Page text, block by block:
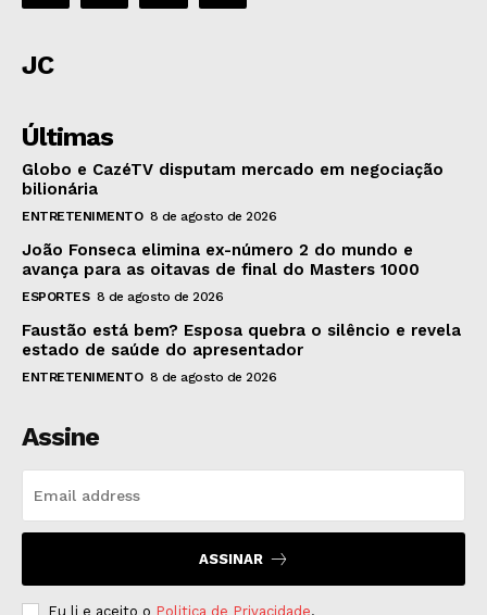
JC
Últimas
Globo e CazéTV disputam mercado em negociação
bilionária
ENTRETENIMENTO 8 de agosto de 2026
João Fonseca elimina ex-número 2 do mundo e
avança para as oitavas de final do Masters 1000
ESPORTES 8 de agosto de 2026
Faustão está bem? Esposa quebra o silêncio e revela
estado de saúde do apresentador
ENTRETENIMENTO 8 de agosto de 2026
Assine
ASSINAR
Eu li e aceito o Politica de Privacidade.